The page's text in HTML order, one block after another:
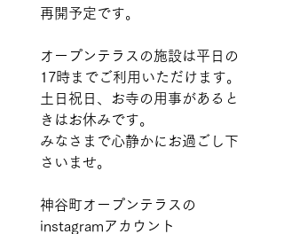
再開予定です。
オープンテラスの施設は平日の
17時までご利用いただけます。
土日祝日、お寺の用事があると
きはお休みです。
みなさまで心静かにお過ごし下
さいませ。
神谷町オープンテラスの
instagramアカウント